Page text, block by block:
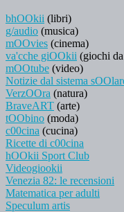
bhOOkii (libri)
g/audio (musica)
mOOvies (cinema)
va'cche giOOkii (giochi
mOOtube (video)
Notizie dal sistema
VerzOOra (natura)
BraveART (arte)
tOObino (moda)
c00cina (cucina)
Ricette di c00cina
hOOkii Sport Club
Videogiookii
Venezia 82: le recensioni
Matematica per adulti
Speculum artis